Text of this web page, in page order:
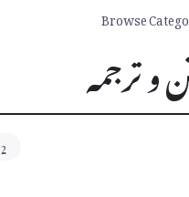
Browse
و ترجمه
2 Articles